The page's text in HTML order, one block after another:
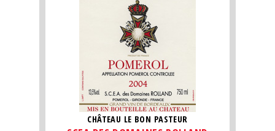
CHÂTEAU LE BON PASTEUR